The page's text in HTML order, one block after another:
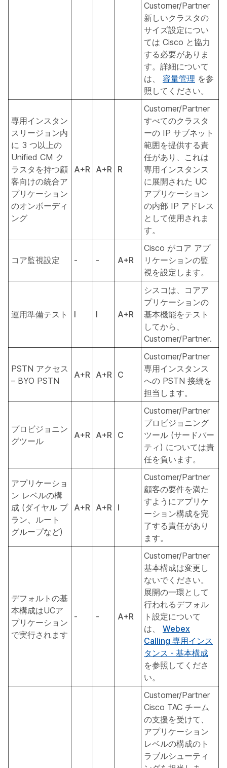
Customer/Partner
新しいクラスタの
サイズ設定につい
ては Cisco と協力
する必要がありま
す。詳細について
は、 容量管理 を参
照してください。
専用インスタン
スリージョン内
に 3 つ以上の
Unified CM ク
ラスタを持つ顧
客向けの統合ア
プリケーション
のオンボーディ
ング
A+R A+R R
Customer/Partner
すべてのクラスタ
ーの IP サブネット
範囲を提供する責
任があり、これは
専用インスタンス
に展開された UC
アプリケーション
の内部 IP アドレス
として使用されま
す。
コア監視設定 - - A+R
Cisco がコア アプ
リケーションの監
視を設定します。
運用準備テスト I I A+R
シスコは、コアア
プリケーションの
基本機能をテスト
してから、
Customer/Partner.
PSTN アクセス
– BYO PSTN
A+R A+R C
Customer/Partner
専用インスタンス
への PSTN 接続を
担当します。
プロビジョニン
グツール
A+R A+R C
Customer/Partner
プロビジョニング
ツール (サードパー
ティ) については責
任を負います。
アプリケーショ
ン レベルの構
成 (ダイヤル プ
ラン、ルート
グループなど)
A+R A+R I
Customer/Partner
顧客の要件を満た
すようにアプリケ
ーション構成を完
了する責任があり
ます。
デフォルトの基
本構成はUCア
プリケーション
で実行されます
- - A+R
Customer/Partner
基本構成は変更し
ないでください。
展開の一環として
行われるデフォル
ト設定について
は、 Webex
Calling 専用インス
タンス - 基本構成
を参照してくださ
い。
Customer/Partner
Cisco TAC チーム
の支援を受けて、
アプリケーション
レベルの構成のト
ラブルシューティ